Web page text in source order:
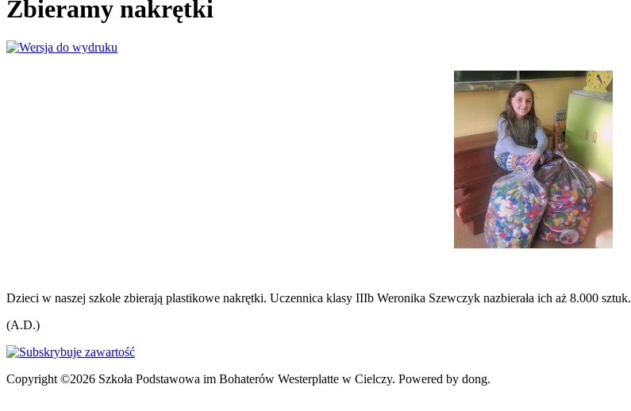
Zbieramy nakrętki
Dzieci w naszej szkole zbierają plastikowe nakrętki. Uczennica klasy IIIb Weronika Szewczyk nazbierała ich aż 8.000 sztuk.
(A.D.)
Copyright ©2026 Szkoła Podstawowa im Bohaterów Westerplatte w Cielczy. Powered by dong.